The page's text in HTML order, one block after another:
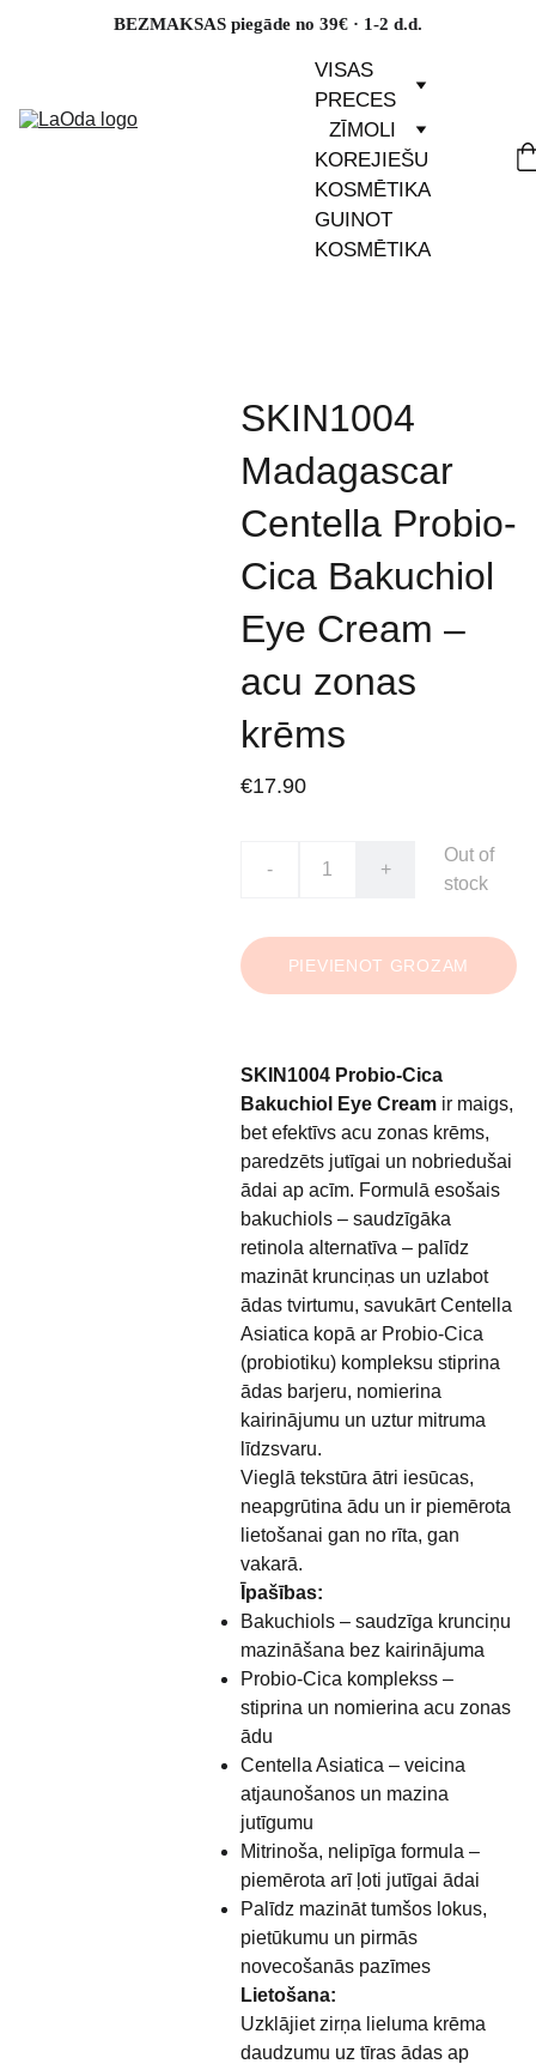
BEZMAKSAS piegāde no 39€ · 1-2 d.d.
VISAS
PRECES
ZĪMOLI
KOREJIEŠU
KOSMĒTIKA
GUINOT
KOSMĒTIKA
SKIN1004
Madagascar
Centella Probio-
Cica Bakuchiol
Eye Cream –
acu zonas
krēms
€17.90
- +
Out of
stock
PIEVIENOT GROZAM
SKIN1004 Probio-Cica
Bakuchiol Eye Creamir maigs,
bet efektīvs acu zonas krēms,
paredzēts jutīgai un nobriedušai
ādai ap acīm. Formulā esošais
bakuchiols – saudzīgāka
retinola alternatīva – palīdz
mazināt krunciņas un uzlabot
ādas tvirtumu, savukārt Centella
Asiatica kopā ar Probio-Cica
(probiotiku) kompleksu stiprina
ādas barjeru, nomierina
kairinājumu un uztur mitruma
līdzsvaru.
Vieglā tekstūra ātri iesūcas,
neapgrūtina ādu un ir piemērota
lietošanai gan no rīta, gan
vakarā.
Īpašības:
Bakuchiols – saudzīga krunciņu
mazināšana bez kairinājuma
Probio-Cica komplekss –
stiprina un nomierina acu zonas
ādu
Centella Asiatica – veicina
atjaunošanos un mazina
jutīgumu
Mitrinoša, nelipīga formula –
piemērota arī ļoti jutīgai ādai
Palīdz mazināt tumšos lokus,
pietūkumu un pirmās
novecošanās pazīmes
Lietošana:
Uzklājiet zirņa lieluma krēma
daudzumu uz tīras ādas ap